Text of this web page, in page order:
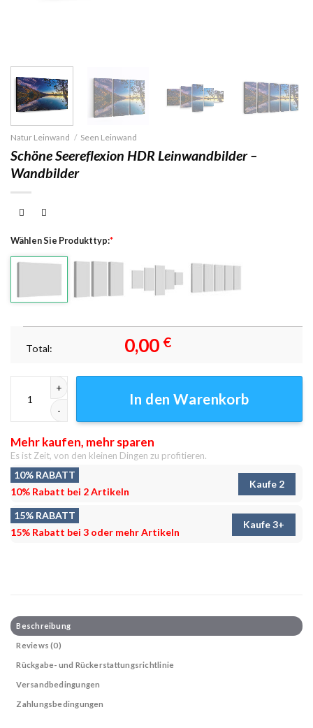
Natur Leinwand / Seen Leinwand
Schöne Seereflexion HDR Leinwandbilder –
Wandbilder
Wählen Sie Produkttyp:*
Total: 0,00 €
In den Warenkorb
Mehr kaufen, mehr sparen
Es ist Zeit, von den kleinen Dingen zu profitieren.
10% RABATT
10% Rabatt bei 2 Artikeln
Kaufe 2
15% RABATT
15% Rabatt bei 3 oder mehr Artikeln
Kaufe 3+
Beschreibung
Reviews (0)
Rückgabe- und Rückerstattungsrichtlinie
Versandbedingungen
Zahlungsbedingungen